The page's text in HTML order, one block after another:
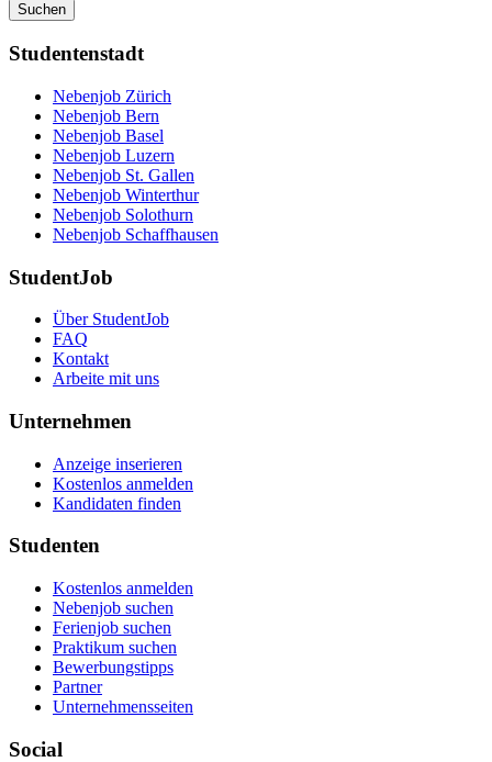
Suchen
Studentenstadt
Nebenjob Zürich
Nebenjob Bern
Nebenjob Basel
Nebenjob Luzern
Nebenjob St. Gallen
Nebenjob Winterthur
Nebenjob Solothurn
Nebenjob Schaffhausen
StudentJob
Über StudentJob
FAQ
Kontakt
Arbeite mit uns
Unternehmen
Anzeige inserieren
Kostenlos anmelden
Kandidaten finden
Studenten
Kostenlos anmelden
Nebenjob suchen
Ferienjob suchen
Praktikum suchen
Bewerbungstipps
Partner
Unternehmensseiten
Social